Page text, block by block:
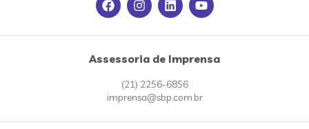
Assessoria de Imprensa
(21) 2256-6856
imprensa@sbp.com.br